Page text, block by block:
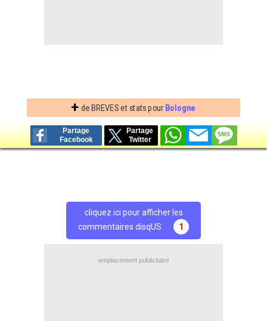
+ de BREVES et stats pour Bologne
Partage
Facebook
Partage
Twitter
cliquez ici pour afficher les
commentaires disqUS
1
emplacement publicitaire